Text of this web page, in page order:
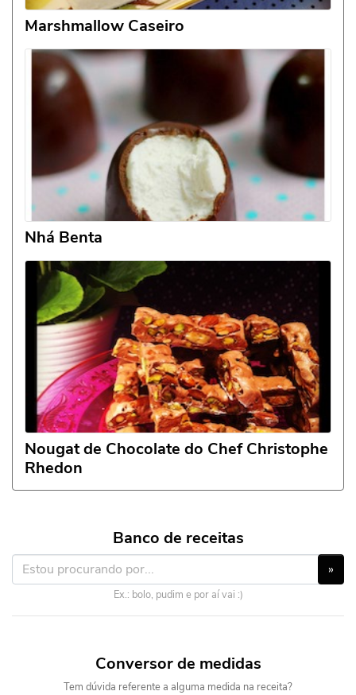
Marshmallow Caseiro
Nhá Benta
Nougat de Chocolate do Chef Christophe
Rhedon
Banco de receitas
»
Ex.: bolo, pudim e por aí vai :)
Conversor de medidas
Tem dúvida referente a alguma medida na receita?